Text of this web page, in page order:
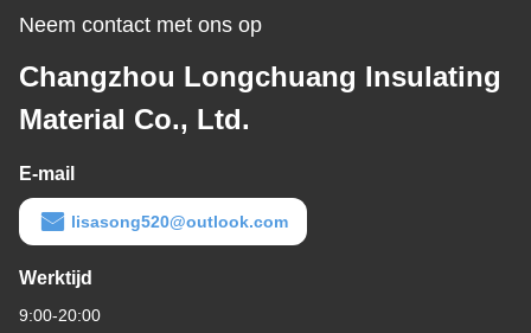
Neem contact met ons op
Changzhou Longchuang Insulating
Material Co., Ltd.
E-mail
lisasong520@outlook.com
Werktijd
9:00-20:00